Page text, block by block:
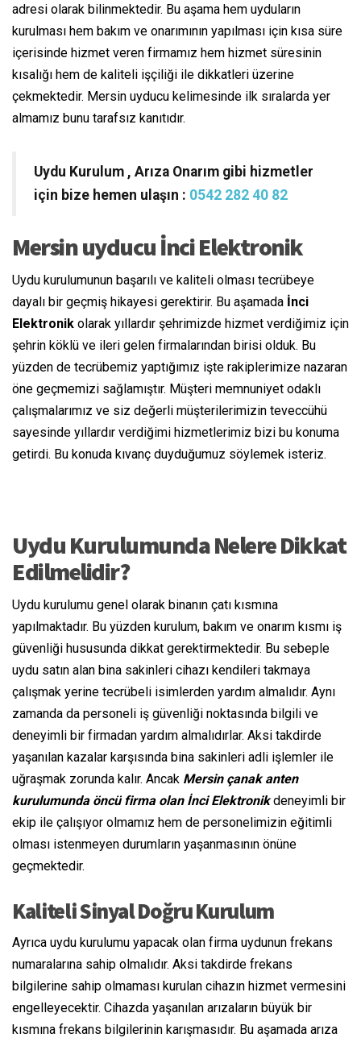
adresi olarak bilinmektedir. Bu aşama hem uyduların
kurulması hem bakım ve onarımının yapılması için kısa süre
içerisinde hizmet veren firmamız hem hizmet süresinin
kısalığı hem de kaliteli işçiliği ile dikkatleri üzerine
çekmektedir. Mersin uyducu kelimesinde ilk sıralarda yer
almamız bunu tarafsız kanıtıdır.
Uydu Kurulum , Arıza Onarım gibi hizmetler
için bize hemen ulaşın : 0542 282 40 82
Mersin uyducu İnci Elektronik
Uydu kurulumunun başarılı ve kaliteli olması tecrübeye
dayalı bir geçmiş hikayesi gerektirir. Bu aşamada İnci
Elektronik olarak yıllardır şehrimizde hizmet verdiğimiz için
şehrin köklü ve ileri gelen firmalarından birisi olduk. Bu
yüzden de tecrübemiz yaptığımız işte rakiplerimize nazaran
öne geçmemizi sağlamıştır. Müşteri memnuniyet odaklı
çalışmalarımız ve siz değerli müşterilerimizin teveccühü
sayesinde yıllardır verdiğimi hizmetlerimiz bizi bu konuma
getirdi. Bu konuda kıvanç duyduğumuz söylemek isteriz.
Uydu Kurulumunda Nelere Dikkat
Edilmelidir?
Uydu kurulumu genel olarak binanın çatı kısmına
yapılmaktadır. Bu yüzden kurulum, bakım ve onarım kısmı iş
güvenliği hususunda dikkat gerektirmektedir. Bu sebeple
uydu satın alan bina sakinleri cihazı kendileri takmaya
çalışmak yerine tecrübeli isimlerden yardım almalıdır. Aynı
zamanda da personeli iş güvenliği noktasında bilgili ve
deneyimli bir firmadan yardım almalıdırlar. Aksi takdirde
yaşanılan kazalar karşısında bina sakinleri adli işlemler ile
uğraşmak zorunda kalır. Ancak Mersin çanak anten
kurulumunda öncü firma olan İnci Elektronikdeneyimli bir
ekip ile çalışıyor olmamız hem de personelimizin eğitimli
olması istenmeyen durumların yaşanmasının önüne
geçmektedir.
Kaliteli Sinyal Doğru Kurulum
Ayrıca uydu kurulumu yapacak olan firma uydunun frekans
numaralarına sahip olmalıdır. Aksi takdirde frekans
bilgilerine sahip olmaması kurulan cihazın hizmet vermesini
engelleyecektir. Cihazda yaşanılan arızaların büyük bir
kısmına frekans bilgilerinin karışmasıdır. Bu aşamada arıza